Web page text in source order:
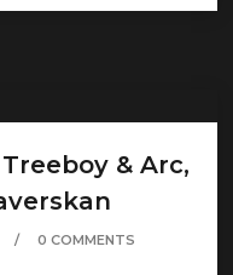
& Arc,
0 COMMENTS